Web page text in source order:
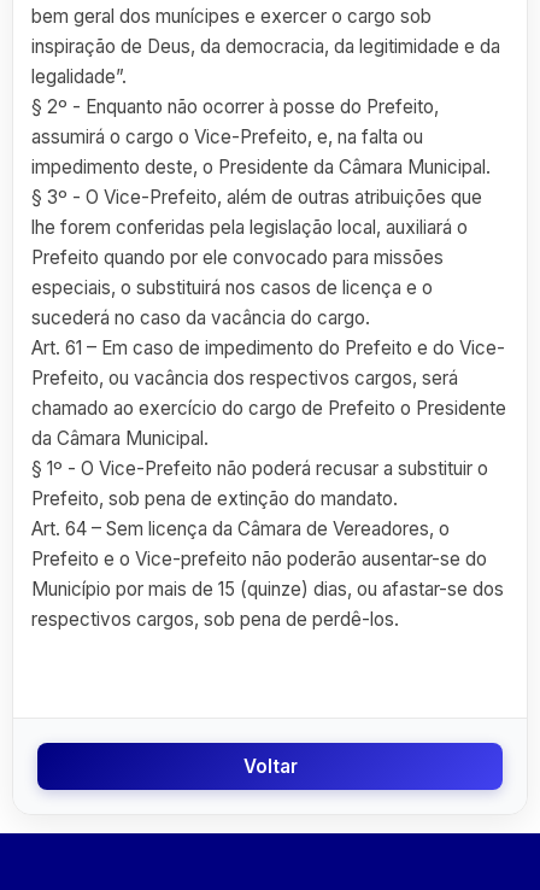
bem geral dos munícipes e exercer o cargo sob
inspiração de Deus, da democracia, da legitimidade e da
legalidade”.
§ 2º - Enquanto não ocorrer à posse do Prefeito,
assumirá o cargo o Vice-Prefeito, e, na falta ou
impedimento deste, o Presidente da Câmara Municipal.
§ 3º - O Vice-Prefeito, além de outras atribuições que
lhe forem conferidas pela legislação local, auxiliará o
Prefeito quando por ele convocado para missões
especiais, o substituirá nos casos de licença e o
sucederá no caso da vacância do cargo.
Art. 61 – Em caso de impedimento do Prefeito e do Vice-
Prefeito, ou vacância dos respectivos cargos, será
chamado ao exercício do cargo de Prefeito o Presidente
da Câmara Municipal.
§ 1º - O Vice-Prefeito não poderá recusar a substituir o
Prefeito, sob pena de extinção do mandato.
Art. 64 – Sem licença da Câmara de Vereadores, o
Prefeito e o Vice-prefeito não poderão ausentar-se do
Município por mais de 15 (quinze) dias, ou afastar-se dos
respectivos cargos, sob pena de perdê-los.
Voltar